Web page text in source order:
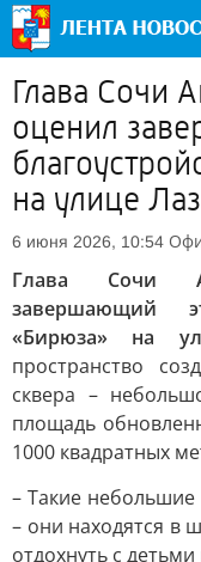
Глава Сочи
оценил
на улице
6 июня 2026, 10:54
Глава Сочи
завершающий
«Бирюза» на
пространство
сквера –
площадь
1000 квадратных
– Такие
– они находятся в
отдохнуть с